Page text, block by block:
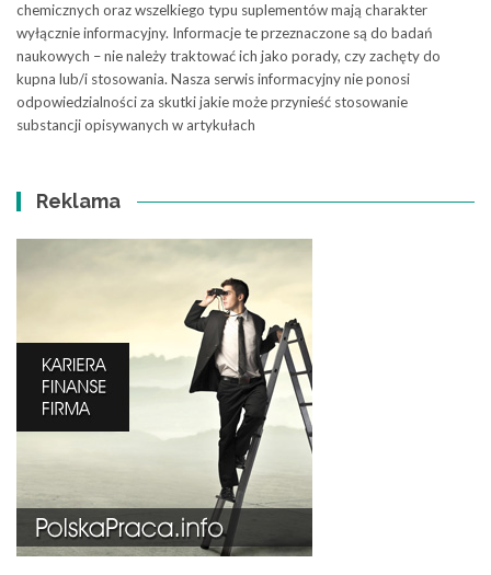
chemicznych oraz wszelkiego typu suplementów mają charakter
wyłącznie informacyjny. Informacje te przeznaczone są do badań
naukowych – nie należy traktować ich jako porady, czy zachęty do
kupna lub/i stosowania. Nasza serwis informacyjny nie ponosi
odpowiedzialności za skutki jakie może przynieść stosowanie
substancji opisywanych w artykułach
Reklama